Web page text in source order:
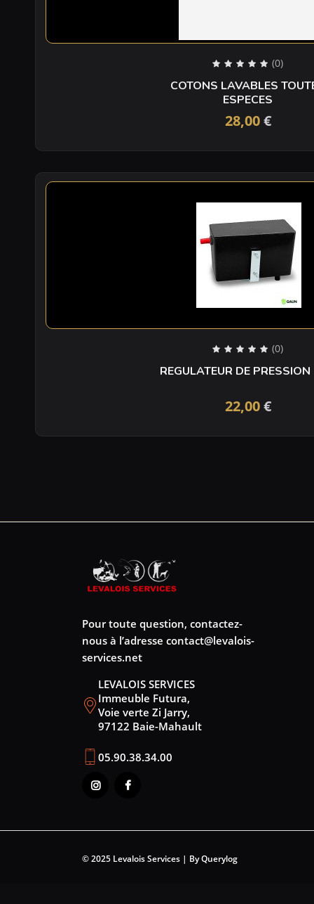
(0)
COTONS LAVABLES
ESPECES
28,00€
(0)
REGULATEUR DE PRESSION
22,00€
Pour toute question, contactez-
nous à l’adresse contact@levalois-
services.net
LEVALOIS SERVICES
Immeuble Futura,
Voie verte Zi Jarry,
97122 Baie-Mahault
05.90.38.34.00
© 2025 Levalois Services | By Querylog